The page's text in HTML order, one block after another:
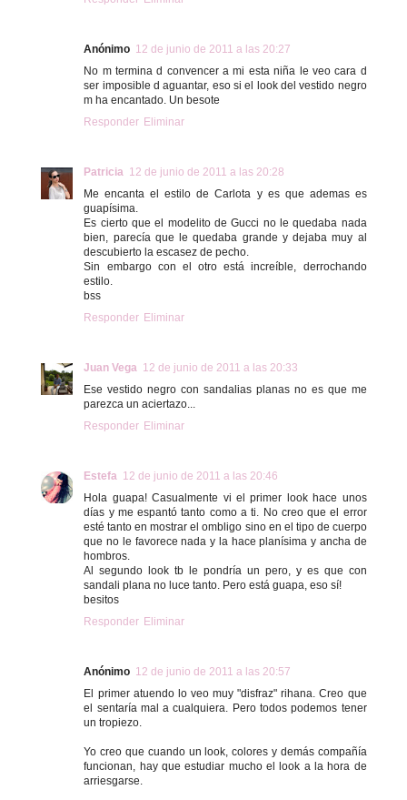
Anónimo 12 de junio de 2011 a las 20:27
No m termina d convencer a mi esta niña le veo cara d
ser imposible d aguantar, eso si el look del vestido negro
m ha encantado. Un besote
Responder Eliminar
Patricia 12 de junio de 2011 a las 20:28
Me encanta el estilo de Carlota y es que ademas es
guapísima.
Es cierto que el modelito de Gucci no le quedaba nada
bien, parecía que le quedaba grande y dejaba muy al
descubierto la escasez de pecho.
Sin embargo con el otro está increíble, derrochando
estilo.
bss
Responder Eliminar
Juan Vega 12 de junio de 2011 a las 20:33
Ese vestido negro con sandalias planas no es que me
parezca un aciertazo...
Responder Eliminar
Estefa 12 de junio de 2011 a las 20:46
Hola guapa! Casualmente vi el primer look hace unos
días y me espantó tanto como a ti. No creo que el error
esté tanto en mostrar el ombligo sino en el tipo de cuerpo
que no le favorece nada y la hace planísima y ancha de
hombros.
Al segundo look tb le pondría un pero, y es que con
sandali plana no luce tanto. Pero está guapa, eso sí!
besitos
Responder Eliminar
Anónimo 12 de junio de 2011 a las 20:57
El primer atuendo lo veo muy "disfraz" rihana. Creo que
el sentaría mal a cualquiera. Pero todos podemos tener
un tropiezo.
Yo creo que cuando un look, colores y demás compañía
funcionan, hay que estudiar mucho el look a la hora de
arriesgarse.